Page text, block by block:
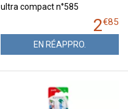
ultra compact n°585
2€85
EN RÉAPPRO.